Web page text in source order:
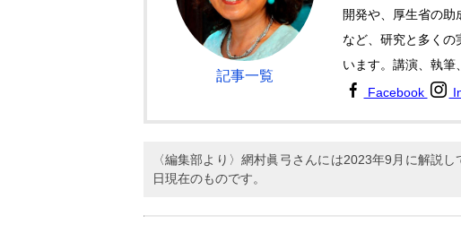
記事一覧
開発や、厚生省の助
など、研究と多くの
います。講演、執筆
Facebook
〈編集部より〉網村眞弓さんには2023年9月に解説
日現在のものです。